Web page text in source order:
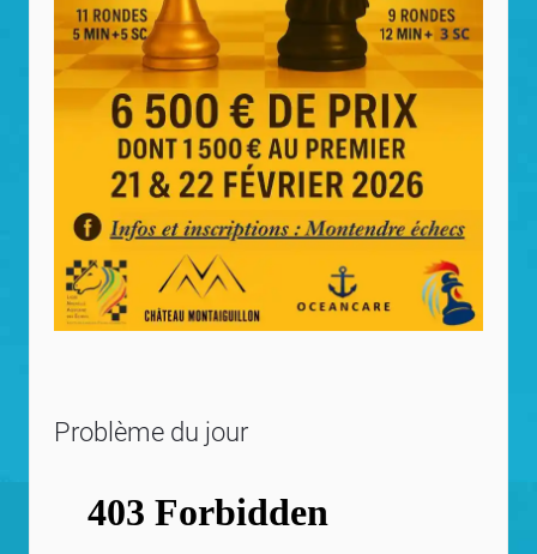
Problème du jour